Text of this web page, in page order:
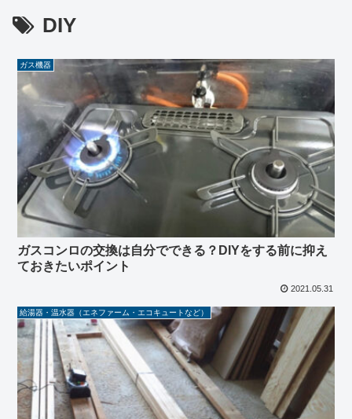
DIY
ガス機器
ガスコンロの交換は自分でできる？DIYをする前に抑え
ておきたいポイント
2021.05.31
給湯器・温水器（エネファーム・エコキュートなど）